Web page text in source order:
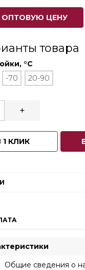
ОПТОВУЮ ЦЕНУ
товара
°С
-70 20-90
+
1 КЛИК
Общие сведения о